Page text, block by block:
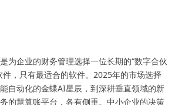
为企业的财务管理选择一位长期的“数字合伙
件，只有最适合的软件。2025年的市场选择
自动化的金蝶AI星辰，到深耕垂直领域的新
的慧算账平台，各有侧重。中小企业的决策